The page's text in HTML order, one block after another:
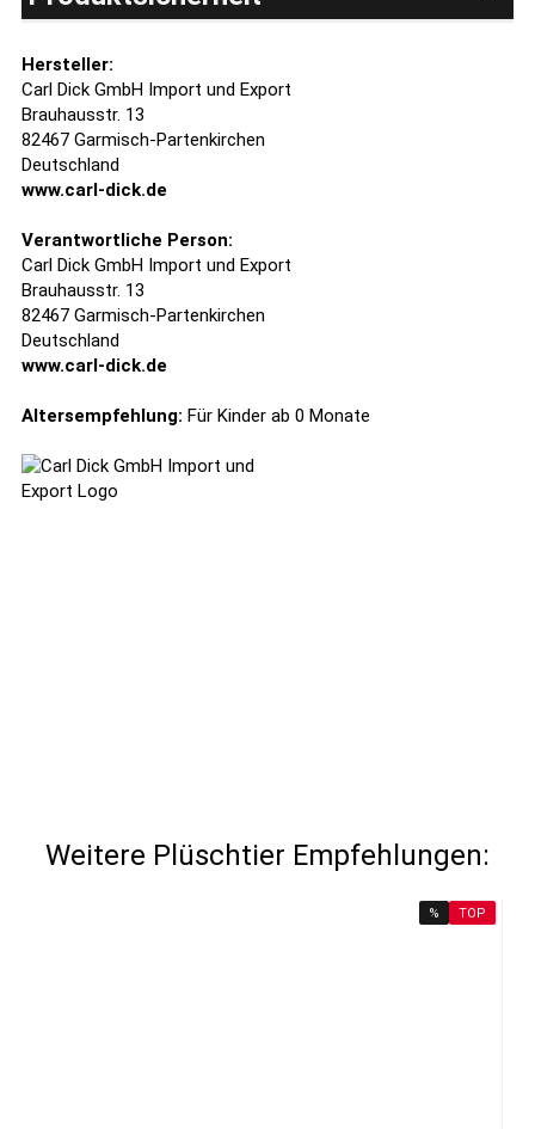
Hersteller:
Carl Dick GmbH Import und Export
Brauhausstr. 13
82467 Garmisch-Partenkirchen
Deutschland
www.carl-dick.de
Verantwortliche Person:
Carl Dick GmbH Import und Export
Brauhausstr. 13
82467 Garmisch-Partenkirchen
Deutschland
www.carl-dick.de
Altersempfehlung: Für Kinder ab 0 Monate
Weitere Plüschtier Empfehlungen:
% TOP